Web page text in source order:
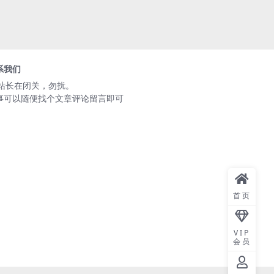
我们
在闭关，勿扰。
可以随便找个文章评论留言即可
首页
VIP
会员